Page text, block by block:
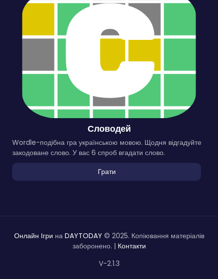
Словодей
Wordle-подібна гра українською мовою. Щодня відгадуйте
закодоване слово. У вас 6 спроб вгадати слово.
Грати
Онлайн Ігри на DAYTODAY © 2025. Копіювання матеріалів
заборонено. | Контакти
V-2.1.3